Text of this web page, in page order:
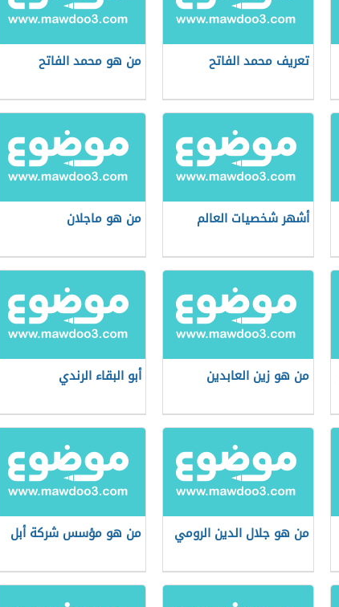
تعريف محمد الفاتح من هو محمد الفاتح
أشهر شخصيات العالم من هو ماجلان
من هو زين العابدين أبو البقاء الرندي
من هو جلال الدين الرومي من هو مؤسس شركة أبل